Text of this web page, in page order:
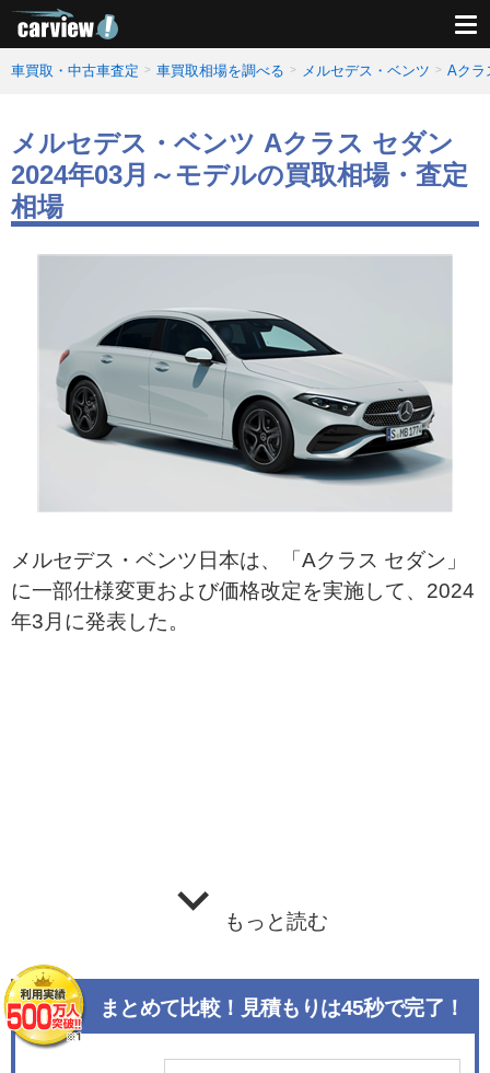
車買取・中古車査定 車買取相場を調べる メルセデス・ベンツ Aクラ
メルセデス・ベンツ Aクラス セダン
2024年03月～モデルの買取相場・査定
相場
メルセデス・ベンツ日本は、「Aクラス セダン」
に一部仕様変更および価格改定を実施して、2024
年3月に発表した。
もっと読む
まとめて比較！見積もりは45秒で完了！